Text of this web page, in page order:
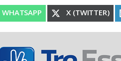
SHARE ON
WHATSAPP SHARE ON
X (TWITTER)